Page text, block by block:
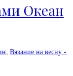
Океан
, Вязание на весну -